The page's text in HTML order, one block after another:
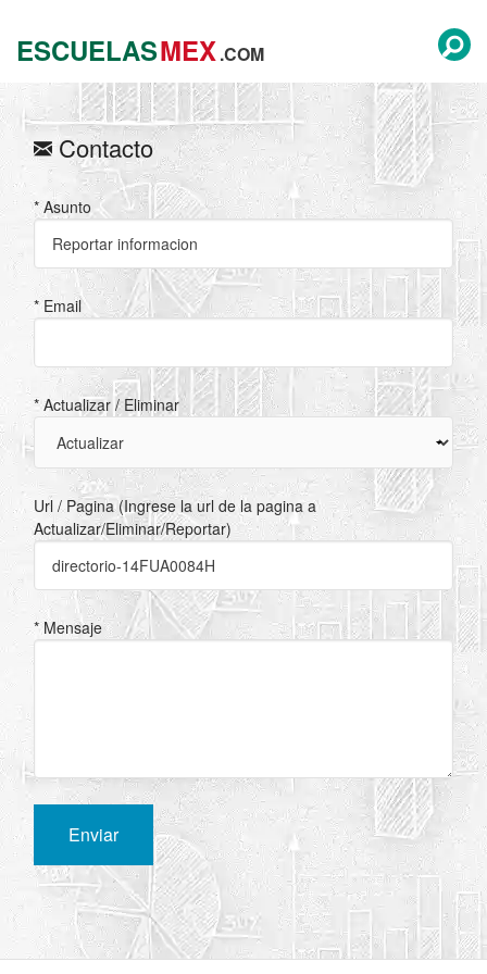
ESCUELASMEX.COM
Contacto
* Asunto
* Email
* Actualizar / Eliminar
Url / Pagina (Ingrese la url de la pagina a
Actualizar/Eliminar/Reportar)
* Mensaje
Enviar